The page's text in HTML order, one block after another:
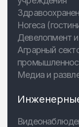
Horeca
Девелопмент
Аграрный
Медиа и